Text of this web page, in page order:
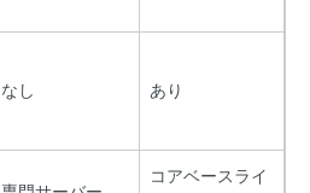
なし あり
コアベースライ